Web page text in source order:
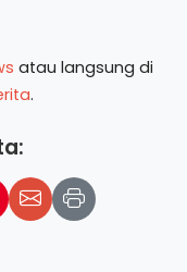
atau langsung di
.